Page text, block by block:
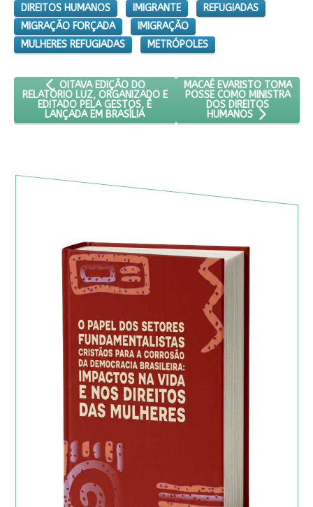
DIREITOS HUMANOS IMIGRANTE
REFUGIADAS
MIGRAÇÃO FORÇADA
IMIGRAÇÃO
MULHERES REFUGIADAS
METRÓPOLES
ARTIGO ANTERIOR: OITAVA EDIÇÃO DO RELATÓRIO LUZ,
OITAVA EDIÇÃO DO
RELATÓRIO LUZ, ORGANIZADO E
EDITADO PELA GESTOS, É
LANÇADA EM BRASÍLIA
PRÓXIMO ARTIGO: MACAÉ
MACAÉ EVARISTO TOMA
POSSE COMO MINISTRA
DOS DIREITOS
HUMANOS